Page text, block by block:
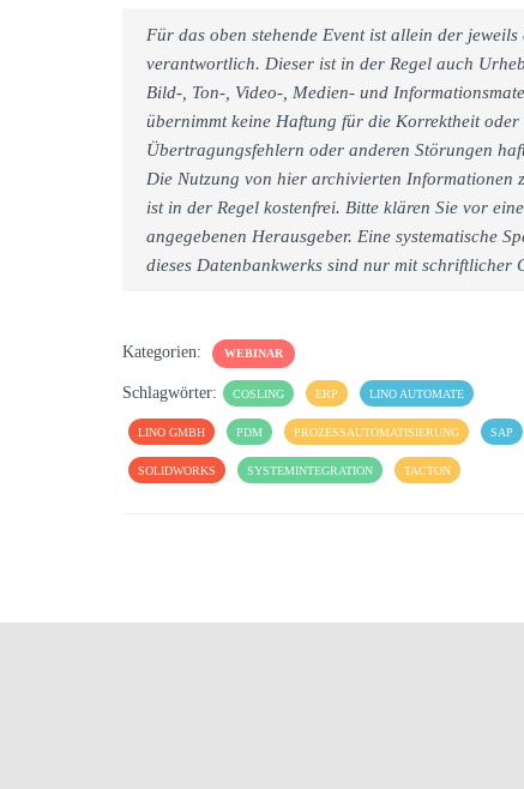
Für das oben stehende Event ist allein der
verantwortlich. Dieser ist in der Regel auch
Bild-, Ton-, Video-, Medien- und
übernimmt keine Haftung für die Korrektheit
Übertragungsfehlern oder anderen Störungen
Die Nutzung von hier archivierten
ist in der Regel kostenfrei. Bitte klären Sie vor
angegebenen Herausgeber. Eine systematische
dieses Datenbankwerks sind nur mit schriftlicher
Kategorien: WEBINAR
Schlagwörter: COSLING ERP LINO AUTOMATE
LINO GMBH PDM PROZESSAUTOMATISIERUNG SAP
SOLIDWORKS SYSTEMINTEGRATION TACTON